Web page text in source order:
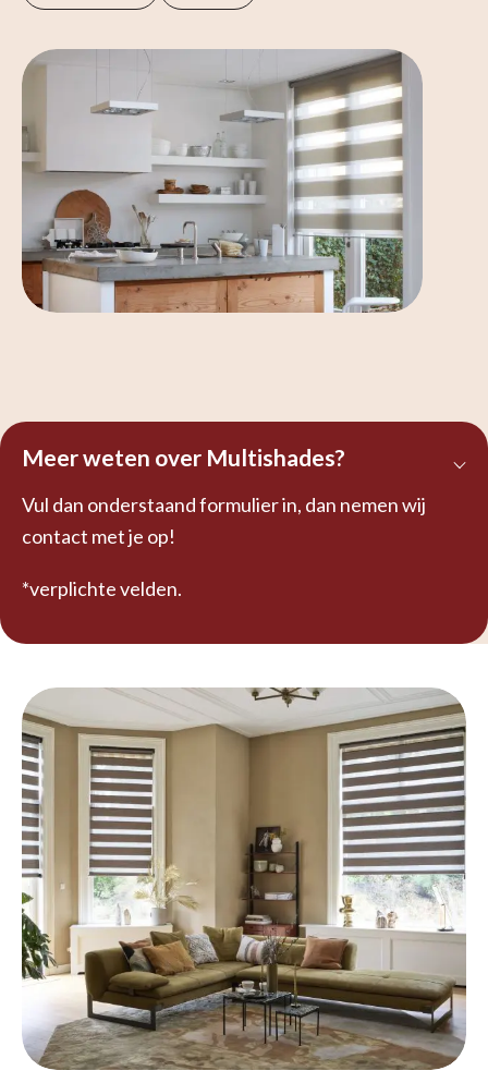
Meer weten over Multishades?
Vul dan onderstaand formulier in, dan nemen wij
contact met je op!
*verplichte velden.